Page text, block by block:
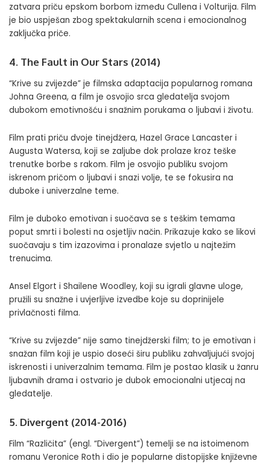
zatvara priču epskom borbom između Cullena i Volturija. Film
je bio uspješan zbog spektakularnih scena i emocionalnog
zaključka priče.
4. The Fault in Our Stars (2014)
“Krive su zvijezde” je filmska adaptacija popularnog romana
Johna Greena, a film je osvojio srca gledatelja svojom
dubokom emotivnošću i snažnim porukama o ljubavi i životu.
Film prati priču dvoje tinejdžera, Hazel Grace Lancaster i
Augusta Watersa, koji se zaljube dok prolaze kroz teške
trenutke borbe s rakom. Film je osvojio publiku svojom
iskrenom pričom o ljubavi i snazi volje, te se fokusira na
duboke i univerzalne teme.
Film je duboko emotivan i suočava se s teškim temama
poput smrti i bolesti na osjetljiv način. Prikazuje kako se likovi
suočavaju s tim izazovima i pronalaze svjetlo u najtežim
trenucima.
Ansel Elgort i Shailene Woodley, koji su igrali glavne uloge,
pružili su snažne i uvjerljive izvedbe koje su doprinijele
privlačnosti filma.
“Krive su zvijezde” nije samo tinejdžerski film; to je emotivan i
snažan film koji je uspio doseći širu publiku zahvaljujući svojoj
iskrenosti i univerzalnim temama. Film je postao klasik u žanru
ljubavnih drama i ostvario je dubok emocionalni utjecaj na
gledatelje.
5. Divergent (2014-2016)
Film “Različita” (engl. “Divergent”) temelji se na istoimenom
romanu Veronice Roth i dio je popularne distopijske književne